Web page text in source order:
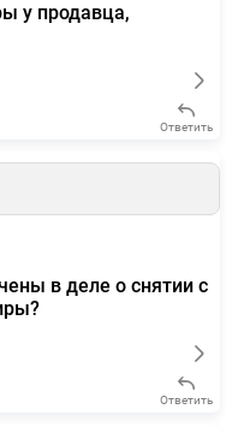
у продавца,
Ответить
в деле о снятии с
Ответить